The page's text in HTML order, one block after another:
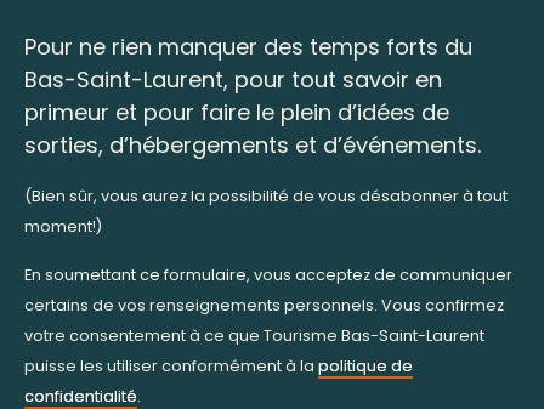
Pour ne rien manquer des temps forts du
Bas-Saint-Laurent, pour tout savoir en
primeur et pour faire le plein d’idées de
sorties, d’hébergements et d’événements.
(Bien sûr, vous aurez la possibilité de vous désabonner à tout
moment!)
En soumettant ce formulaire, vous acceptez de communiquer
certains de vos renseignements personnels. Vous confirmez
votre consentement à ce que Tourisme Bas-Saint-Laurent
puisse les utiliser conformément à la politique de
confidentialité.